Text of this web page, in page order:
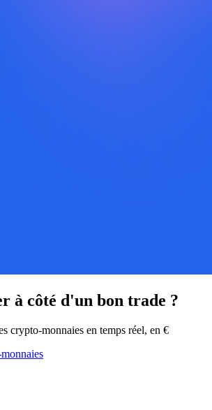
à côté d'un bon trade ?
crypto-monnaies en temps réel, en €